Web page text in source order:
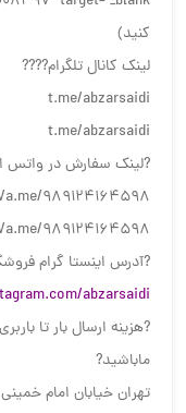
کنید)
لینک كانال تلگرام????
t.me/abzarsaidi
t.me/abzarsaidi
?لينك سفارش در واتس
989124164598
989124164598
?آدرس اینستا گرام
abzarsaidi
?هزینه ارسال بار تا
ماباشید?
تهران خیابان امام